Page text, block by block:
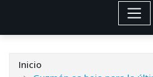
Inicio